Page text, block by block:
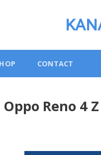
CONTACT
Oppo Reno 4